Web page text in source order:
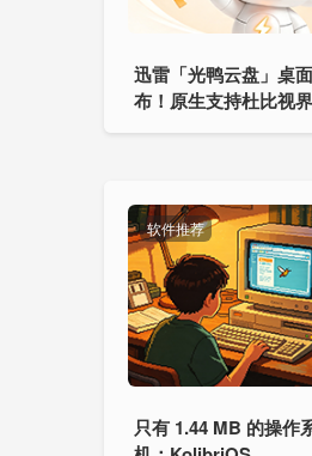
迅雷「光鸭云盘」桌
布！原生支持杜比视界
软件推荐
只有 1.44 MB 的操作